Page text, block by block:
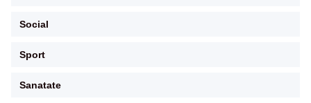
Social
Sport
Sanatate